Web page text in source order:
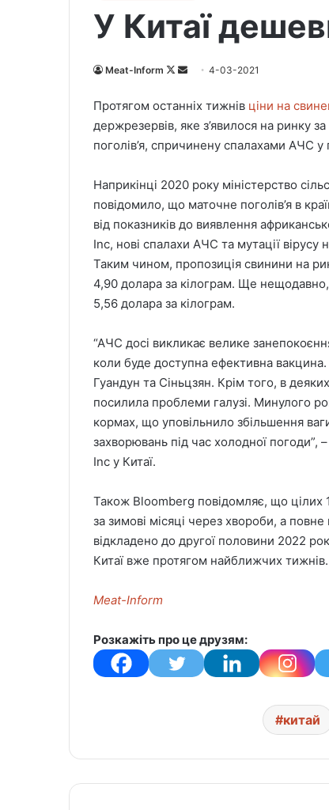
У Китаї
Meat-Inform
F
l
o
o
n
X
n
d
a
e
m
a
i
l
4-03-2021
Протягом останніх тижнів ціни на
держрезервів, яке з’явилося на ринку
поголів’я, спричинену спалахами АЧС у
Наприкінці 2020 року міністерство
повідомило, що маточне поголів’я в
від показників до виявлення
Inc, нові спалахи АЧС та мутації вірусу
Таким чином, пропозиція свинини на
4,90 долара за кілограм. Ще
5,56 долара за кілограм.
“АЧС досі викликає велике
коли буде доступна ефективна
Гуандун та Сіньцзян. Крім того, в
посилила проблеми галузі. Минулого
кормах, що уповільнило збільшення
захворювань під час холодної
Inc у Китаї.
Також Bloomberg повідомляє, що цілих
за зимові місяці через хвороби, а
відкладено до другої половини 2022
Китаї вже протягом найближчих тижнів.
Meat-Inform
Розкажіть про це друзям:
китай